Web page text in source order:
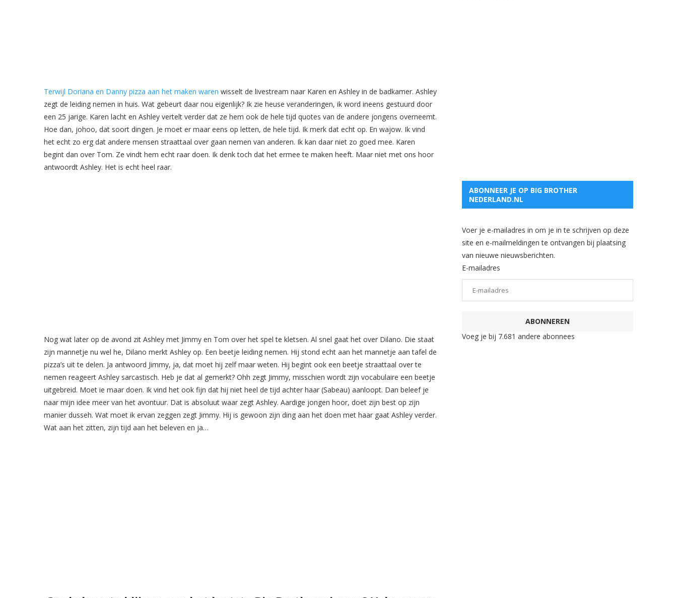
Terwijl Doriana en Danny pizza aan het maken waren wisselt de livestream naar Karen en Ashley in de badkamer. Ashley
zegt de leiding nemen in huis. Wat gebeurt daar nou eigenlijk? Ik zie heuse veranderingen, ik word ineens gestuurd door
een 25 jarige. Karen lacht en Ashley vertelt verder dat ze hem ook de hele tijd quotes van de andere jongens overneemt.
Hoe dan, johoo, dat soort dingen. Je moet er maar eens op letten, de hele tijd. Ik merk dat echt op. En wajow. Ik vind
het echt zo erg dat andere mensen straattaal over gaan nemen van anderen. Ik kan daar niet zo goed mee. Karen
begint dan over Tom. Ze vindt hem echt raar doen. Ik denk toch dat het ermee te maken heeft. Maar niet met ons hoor
antwoordt Ashley. Het is echt heel raar.
Nog wat later op de avond zit Ashley met Jimmy en Tom over het spel te kletsen. Al snel gaat het over Dilano. Die staat
zijn mannetje nu wel he, Dilano merkt Ashley op. Een beetje leiding nemen. Hij stond echt aan het mannetje aan tafel de
pizza’s uit te delen. Ja antwoord Jimmy, ja, dat moet hij zelf maar weten. Hij begint ook een beetje straattaal over te
nemen reageert Ashley sarcastisch. Heb je dat al gemerkt? Ohh zegt Jimmy, misschien wordt zijn vocabulaire een beetje
uitgebreid. Moet ie maar doen. Ik vind het ook fijn dat hij niet heel de tijd achter haar (Sabeau) aanloopt. Dan beleef je
naar mijn idee meer van het avontuur. Dat is absoluut waar zegt Ashley. Aardige jongen hoor, doet zijn best op zijn
manier dusseh. Wat moet ik ervan zeggen zegt Jimmy. Hij is gewoon zijn ding aan het doen met haar gaat Ashley verder.
Wat aan het zitten, zijn tijd aan het beleven en ja…
ABONNEER JE OP BIG BROTHER
NEDERLAND.NL
Voer je e-mailadres in om je in te schrijven op deze
site en e-mailmeldingen te ontvangen bij plaatsing
van nieuwe nieuwsberichten.
E-mailadres
ABONNEREN
Voeg je bij 7.681 andere abonnees